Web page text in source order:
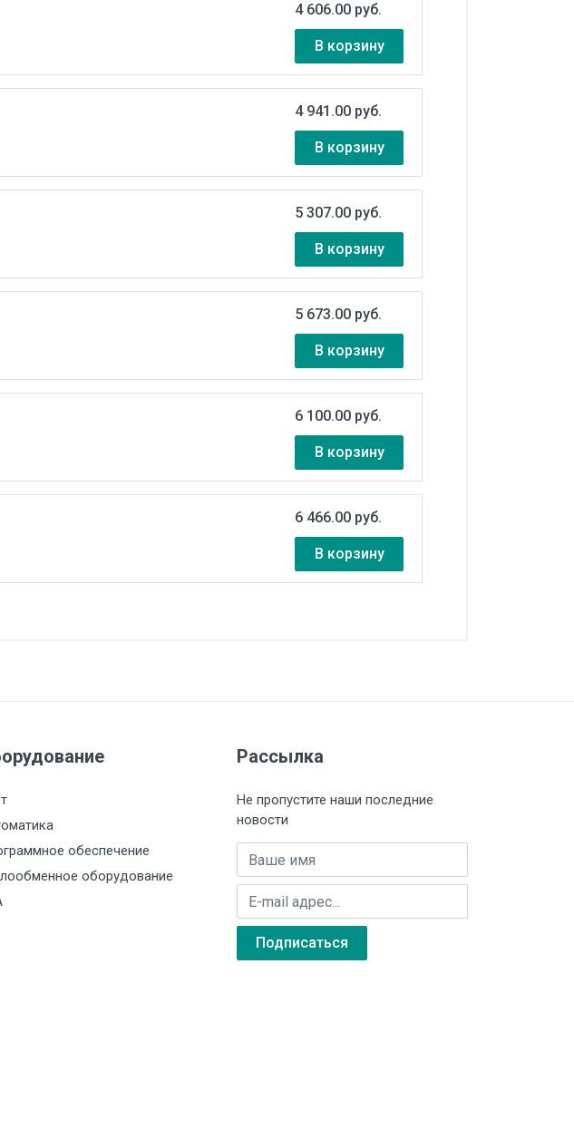
4 606.00 руб.
В корзину
4 941.00 руб.
В корзину
5 307.00 руб.
В корзину
5 673.00 руб.
В корзину
6 100.00 руб.
В корзину
6 466.00 руб.
В корзину
Настраиваемый, 4...10 °С
Капиллярная трубка без термобаллона
Парообразный
(в зависимости от модификации)
обеспечение
оборудование
Рассылка
Не пропустите наши последние
новости
Имя
E-mail адрес
Подписаться